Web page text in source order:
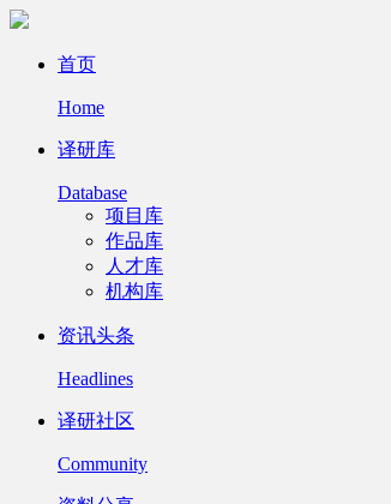
首页
Home
译研库
Database
项目库
作品库
人才库
机构库
资讯头条
Headlines
译研社区
Community